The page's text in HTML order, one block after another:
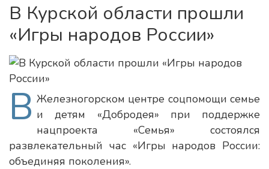
В Курской области прошли
«Игры народов России»
В Железногорском центре соцпомощи семье
и детям «Добродея» при поддержке
нацпроекта «Семья» состоялся
развлекательный час «Игры народов России:
объединяя поколения».